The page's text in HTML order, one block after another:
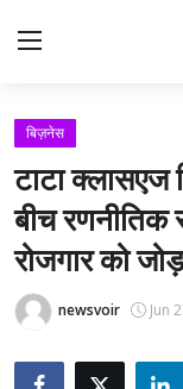
Home
समाचार
संपर्क करें
नौकरी
बिज़नेस
टाटा क्लासएज
बीच रणनीतिक
रोजगार को
newsvoir Jun